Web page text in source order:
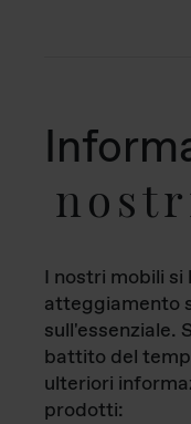
I nostri mobili si
atteggiamento
sull'essenziale.
battito del
ulteriori
prodotti: